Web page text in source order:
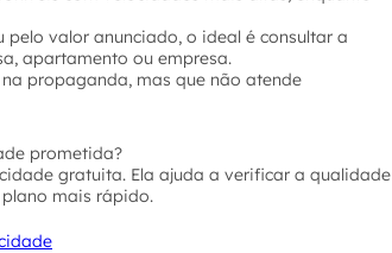
valor anunciado, o ideal é consultar a
apartamento ou empresa.
propaganda, mas que não atende
prometida?
gratuita. Ela ajuda a verificar a qualidade
mais rápido.